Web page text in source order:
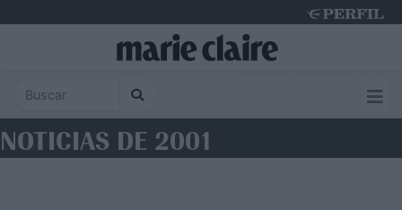
NOTICIAS DE 2001